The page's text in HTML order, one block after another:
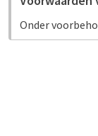
Onder